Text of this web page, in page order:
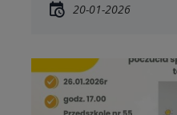
20-01-2026